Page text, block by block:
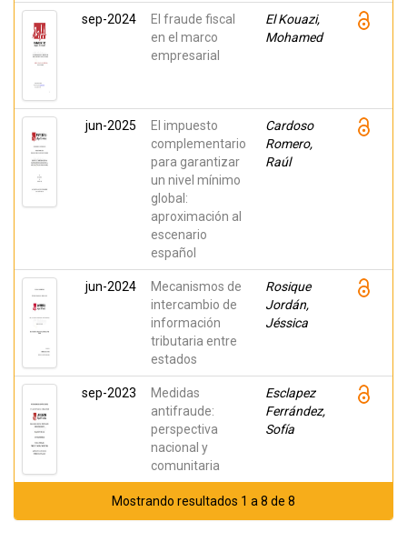
sep-2024
El fraude fiscal
en el marco
empresarial
El Kouazi,
Mohamed
jun-2025
El impuesto
complementario
para garantizar
un nivel mínimo
global:
aproximación al
escenario
español
Cardoso
Romero,
Raúl
jun-2024
Mecanismos de
intercambio de
información
tributaria entre
estados
Rosique
Jordán,
Jéssica
sep-2023
Medidas
antifraude:
perspectiva
nacional y
comunitaria
Esclapez
Ferrández,
Sofía
Mostrando resultados 1 a 8 de 8